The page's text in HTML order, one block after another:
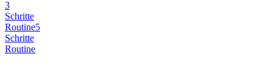
3
Schritte
Routine5
Schritte
Routine